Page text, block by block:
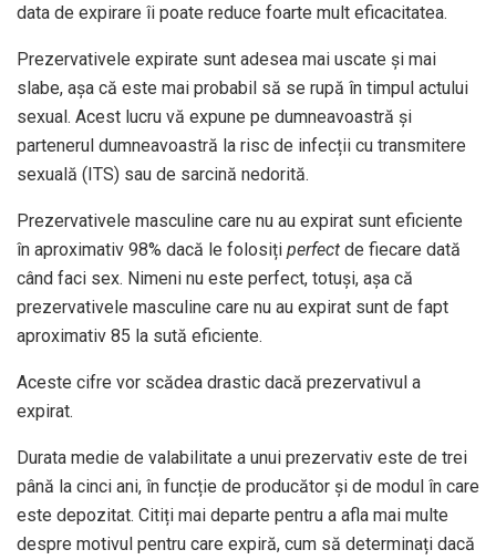
data de expirare îi poate reduce foarte mult eficacitatea.
Prezervativele expirate sunt adesea mai uscate și mai
slabe, așa că este mai probabil să se rupă în timpul actului
sexual. Acest lucru vă expune pe dumneavoastră și
partenerul dumneavoastră la risc de infecții cu transmitere
sexuală (ITS) sau de sarcină nedorită.
Prezervativele masculine care nu au expirat sunt eficiente
în aproximativ 98% dacă le folosiți perfect de fiecare dată
când faci sex. Nimeni nu este perfect, totuși, așa că
prezervativele masculine care nu au expirat sunt de fapt
aproximativ 85 la sută eficiente.
Aceste cifre vor scădea drastic dacă prezervativul a
expirat.
Durata medie de valabilitate a unui prezervativ este de trei
până la cinci ani, în funcție de producător și de modul în care
este depozitat. Citiți mai departe pentru a afla mai multe
despre motivul pentru care expiră, cum să determinați dacă